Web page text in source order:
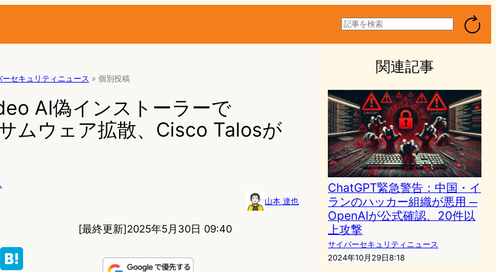
検
索
ーセキュリティニュース » 個別投稿
AI偽インストーラーで
ムウェア拡散、Cisco Talosが
山本 達也
[最終更新]2025年5月30日 09:40
関連記事
ChatGPT緊急警告：中国・イ
ランのハッカー組織が悪用 ─
OpenAIが公式確認、20件以
上攻撃
サイバーセキュリティニュース
2024年10月29日8:18